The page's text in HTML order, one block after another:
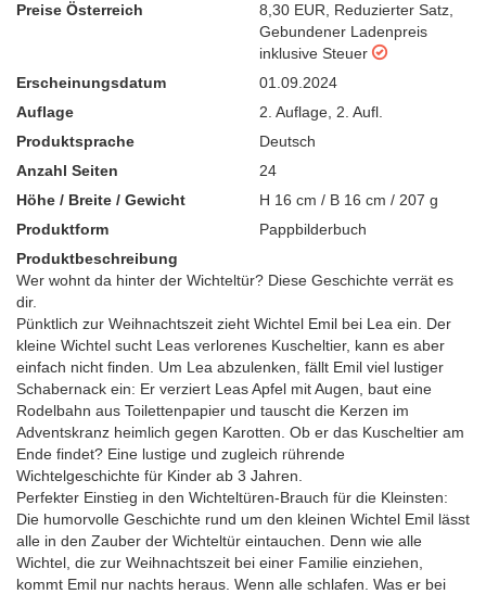
Preise Österreich
8,30 EUR Reduzierter Satz
Gebundener Ladenpreis
inklusive Steuer
Erscheinungsdatum
01.09.2024
Auflage
2. Auflage 2. Aufl.
Produktsprache
Deutsch
Anzahl Seiten
24
Höhe / Breite / Gewicht
H 16 cm / B 16 cm / 207 g
Produktform
Pappbilderbuch
Produktbeschreibung
Wer wohnt da hinter der Wichteltür? Diese Geschichte verrät es
dir.
Pünktlich zur Weihnachtszeit zieht Wichtel Emil bei Lea ein. Der
kleine Wichtel sucht Leas verlorenes Kuscheltier, kann es aber
einfach nicht finden. Um Lea abzulenken, fällt Emil viel lustiger
Schabernack ein: Er verziert Leas Apfel mit Augen, baut eine
Rodelbahn aus Toilettenpapier und tauscht die Kerzen im
Adventskranz heimlich gegen Karotten. Ob er das Kuscheltier am
Ende findet? Eine lustige und zugleich rührende
Wichtelgeschichte für Kinder ab 3 Jahren.
Perfekter Einstieg in den Wichteltüren-Brauch für die Kleinsten:
Die humorvolle Geschichte rund um den kleinen Wichtel Emil lässt
alle in den Zauber der Wichteltür eintauchen. Denn wie alle
Wichtel, die zur Weihnachtszeit bei einer Familie einziehen,
kommt Emil nur nachts heraus. Wenn alle schlafen. Was er bei